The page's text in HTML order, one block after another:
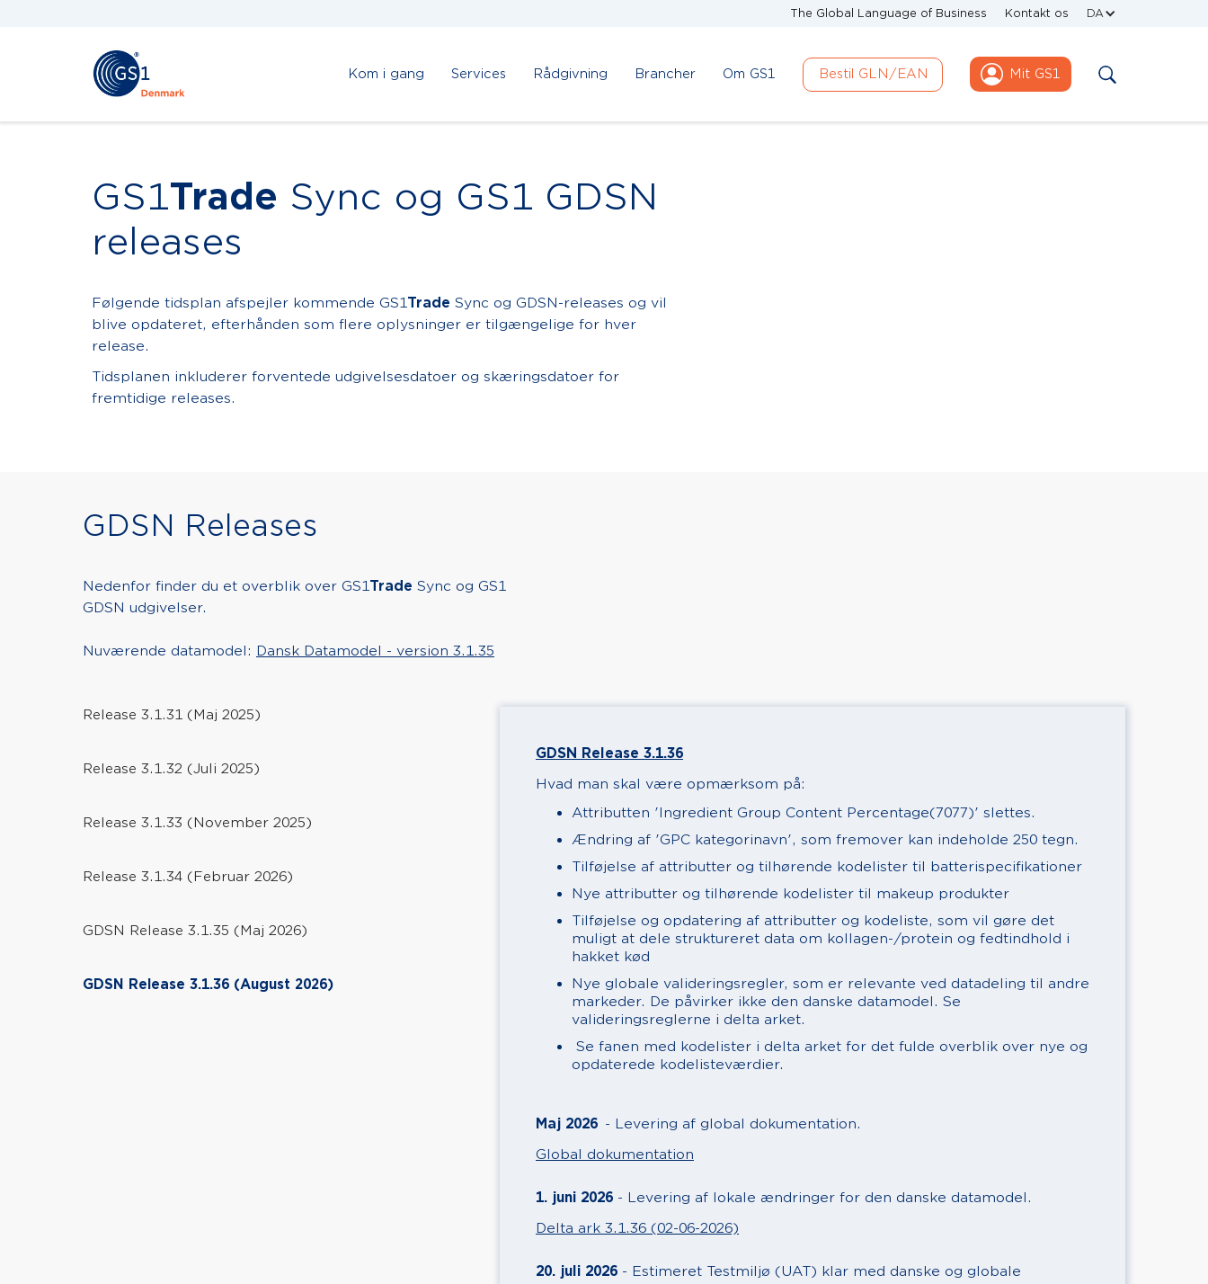
The Global Language of Business Kontakt os DA
Kom i gang Services Rådgivning Brancher Om GS1 Bestil GLN/EAN Mit GS1
GS1Trade Sync og GS1 GDSN
releases
Følgende tidsplan afspejler kommende GS1Trade Sync og GDSN-releases og vil
blive opdateret, efterhånden som flere oplysninger er tilgængelige for hver
release.
Tidsplanen inkluderer forventede udgivelsesdatoer og skæringsdatoer for
fremtidige releases.
GDSN Releases
Nedenfor finder du et overblik over GS1Trade Sync og GS1
GDSN udgivelser.
Nuværende datamodel: Dansk Datamodel - version 3.1.35
Release 3.1.31 (Maj 2025)
Release 3.1.32 (Juli 2025)
Release 3.1.33 (November 2025)
Release 3.1.34 (Februar 2026)
GDSN Release 3.1.35 (Maj 2026)
GDSN Release 3.1.36 (August 2026)
GDSN Release 3.1.36
Hvad man skal være opmærksom på:
Attributten 'Ingredient Group Content Percentage(7077)' slettes.
Ændring af 'GPC kategorinavn', som fremover kan indeholde 250 tegn.
Tilføjelse af attributter og tilhørende kodelister til batterispecifikationer
Nye attributter og tilhørende kodelister til makeup produkter
Tilføjelse og opdatering af attributter og kodeliste, som vil gøre det
muligt at dele struktureret data om kollagen-/protein og fedtindhold i
hakket kød
Nye globale valideringsregler, som er relevante ved datadeling til andre
markeder. De påvirker ikke den danske datamodel. Se
valideringsreglerne i delta arket.
Se fanen med kodelister i delta arket for det fulde overblik over nye og
opdaterede kodelisteværdier.
Maj 2026 - Levering af global dokumentation.
Global dokumentation
1. juni 2026 - Levering af lokale ændringer for den danske datamodel.
Delta ark 3.1.36 (02-06-2026)
20. juli 2026 - Estimeret Testmiljø (UAT) klar med danske og globale